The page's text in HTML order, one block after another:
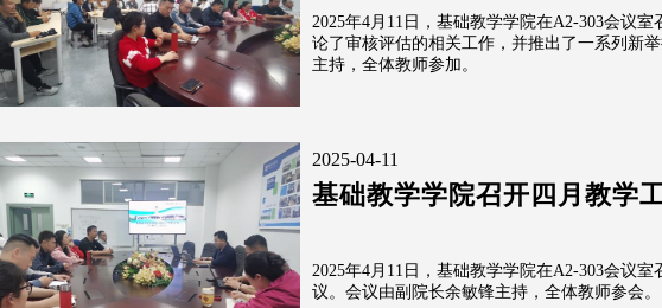
2025年4月11日，基础教学学院在A2-303会议
论了审核评估的相关工作，并推出了一系列新
主持，全体教师参加。
2025-04-11
基础教学学院召开四月教学
2025年4月11日，基础教学学院在A2-303会议
议。会议由副院长余敏锋主持，全体教师参会。